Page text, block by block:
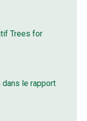
Trees for
le rapport